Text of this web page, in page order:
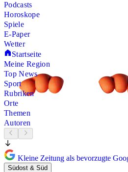
Podcasts
Horoskope
Spiele
E-Paper
Wetter
Startseite
Meine Region
Top News
Sport
Rubriken
Orte
Themen
Autoren
Kleine Zeitung als bevorzugte
Südost & Süd